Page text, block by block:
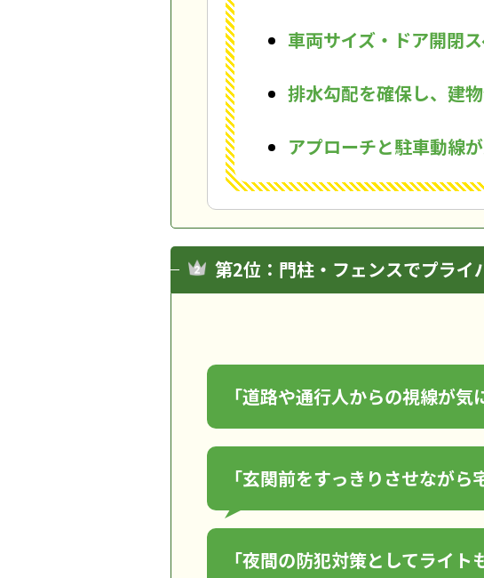
車両サイズ・ドア開閉
排水勾配を確保し、建
アプローチと駐車動線
第2位：門柱・フェンスでプライ
「道路や通行人からの視線が気
「玄関前をすっきりさせながら
「夜間の防犯対策としてライト